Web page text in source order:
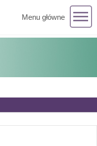
Menu główne